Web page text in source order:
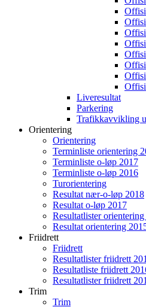
Liveresultat
Parkering
Trafikkavvikling
Orientering
Orientering
Terminliste orientering
Terminliste o-løp 2017
Terminliste o-løp 2016
Turorientering
Resultat nær-o-løp 2018
Resultat o-løp 2017
Resultatlister
Resultat orientering
Friidrett
Friidrett
Resultatlister friidrett
Resultatliste friidrett
Resultatlister friidrett
Trim
Trim